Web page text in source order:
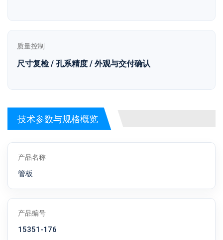
质量控制
尺寸复检 / 孔系精度 / 外观与交付确认
技术参数与规格概览
产品名称
管板
产品编号
15351-176